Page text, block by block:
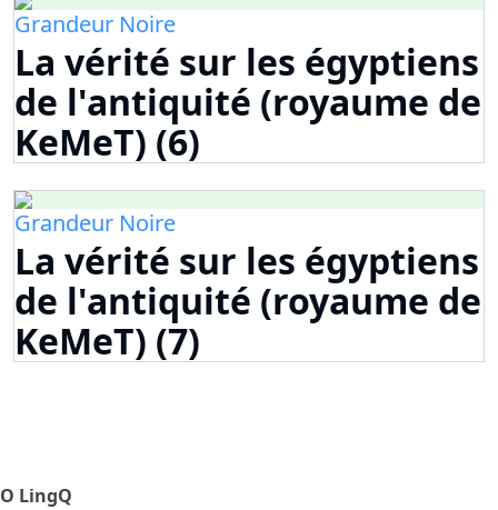
Grandeur Noire
La vérité sur les égyptiens
de l'antiquité (royaume de
KeMeT) (6)
Grandeur Noire
La vérité sur les égyptiens
de l'antiquité (royaume de
KeMeT) (7)
О LingQ